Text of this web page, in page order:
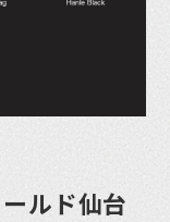
ルド仙台